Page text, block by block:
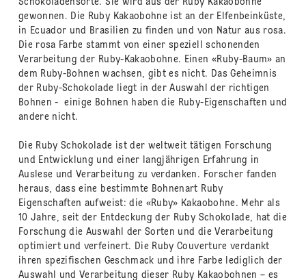
Schokoladensorte. Sie wird aus der Ruby Kakaobohne
gewonnen. Die Ruby Kakaobohne ist an der Elfenbeinküste,
in Ecuador und Brasilien zu finden und von Natur aus rosa.
Die rosa Farbe stammt von einer speziell schonenden
Verarbeitung der Ruby-Kakaobohne. Einen «Ruby-Baum» an
dem Ruby-Bohnen wachsen, gibt es nicht. Das Geheimnis
der Ruby-Schokolade liegt in der Auswahl der richtigen
Bohnen - einige Bohnen haben die Ruby-Eigenschaften und
andere nicht.
Die Ruby Schokolade ist der weltweit tätigen Forschung
und Entwicklung und einer langjährigen Erfahrung in
Auslese und Verarbeitung zu verdanken. Forscher fanden
heraus, dass eine bestimmte Bohnenart Ruby
Eigenschaften aufweist: die «Ruby» Kakaobohne. Mehr als
10 Jahre, seit der Entdeckung der Ruby Schokolade, hat die
Forschung die Auswahl der Sorten und die Verarbeitung
optimiert und verfeinert. Die Ruby Couverture verdankt
ihren spezifischen Geschmack und ihre Farbe lediglich der
Auswahl und Verarbeitung dieser Ruby Kakaobohnen – es